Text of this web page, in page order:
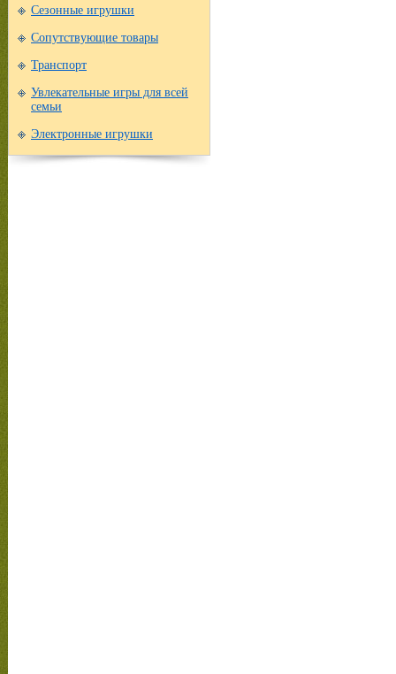
Сезонные игрушки
Сопутствующие товары
Транспорт
Увлекательные игры для всей
семьи
Электронные игрушки